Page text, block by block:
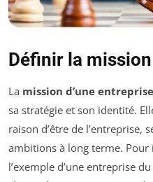
Définir la
La mission d’une entreprise
sa stratégie et son identité.
raison d’être de l’entreprise,
ambitions à long terme.
l’exemple d’une entreprise